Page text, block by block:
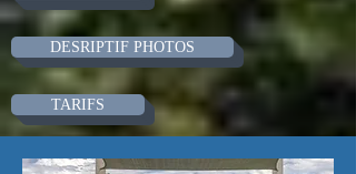
DESRIPTIF PHOTOS
TARIFS
CONTACT